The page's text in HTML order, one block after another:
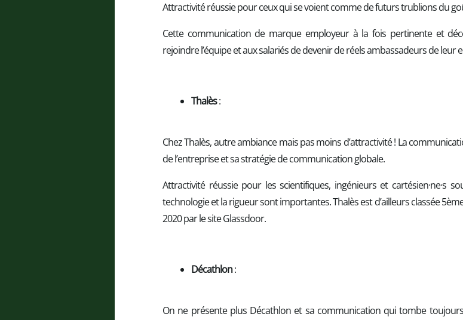
Attractivité réussie pour ceux qui se voient comme de futurs trublions du
Cette communication de marque employeur à la fois pertinente et
rejoindre l’équipe et aux salariés de devenir de réels ambassadeurs de leur
Thalès:
Chez Thalès, autre ambiance mais pas moins d’attractivité ! La
de l’entreprise et sa stratégie de communication globale.
Attractivité réussie pour les scientifiques, ingénieurs et cartésien·ne·s
technologie et la rigueur sont importantes. Thalès est d’ailleurs classée
2020 par le site Glassdoor.
Décathlon:
On ne présente plus Décathlon et sa communication qui tombe